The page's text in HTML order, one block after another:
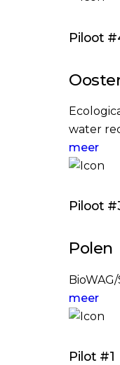
Piloot
water
meer
Piloot
Polen
meer
Pilot #1